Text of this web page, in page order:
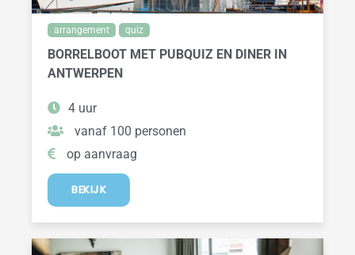
arrangement quiz
BORRELBOOT MET PUBQUIZ EN DINER IN
ANTWERPEN
4 uur
vanaf 100 personen
op aanvraag
BEKIJK